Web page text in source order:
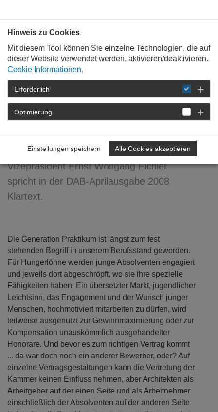
STARTSEITE DETAIL
Mein Beruf? ... Praktikant
Vizepräsident Ernst Wolfgang Eichler
spricht in der DAB-Aprilausgabe 2008
Klartext.
Die Generation Praktikum ist längst zum fest
stehenden Begriff in unserem Berufsstand geworden.
Für Hungerlöhne werden junge Absolventen engagiert
und jeweils dort abgeschröpft, wo sie ihre spezielle
Fähigkeiten haben. Ein übersetzter Markt, jugendlicher
Leichtsinn, das Engagement und der Wunsch junger
Menschen, hochmotiviert mitarbeiten zu dürfen, wird
teilweise ausgenutzt zur Gewinnmaximierung oder zur
Kompensation unauskömmlich ausgehandelter
Honorare. Und bevor es zum richtigen Vertrag kommt
... da war doch noch ein anderer Bewerber, oder? Auf
einzelne Vertragsgestaltungen kann die Vertretung der
Kammer keinen Einfluss nehmen, aber Architekten als
Arbeitgeber auf der einen Seite und als Arbeitnehmer
einschließlich der Absolventen auf der anderen Seite
Hinweis zu Cookies
Mit diesem Tool können Sie einzelne Technologien, die auf
dieser Website verwendet werden, aktivieren/deaktivieren.
Cookie Informationen.
Erforderlich
Optimierung
Einstellungen speichern Alle Cookies akzeptieren